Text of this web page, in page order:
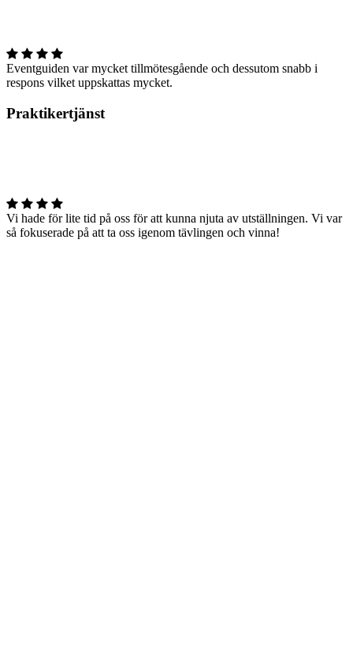
Eventguiden var mycket tillmötesgående och dessutom snabb i
respons vilket uppskattas mycket.
Praktikertjänst
Vi hade för lite tid på oss för att kunna njuta av utställningen. Vi var
så fokuserade på att ta oss igenom tävlingen och vinna!